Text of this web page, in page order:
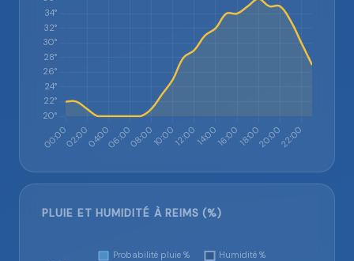
PLUIE ET HUMIDITÉ À REIMS (%)